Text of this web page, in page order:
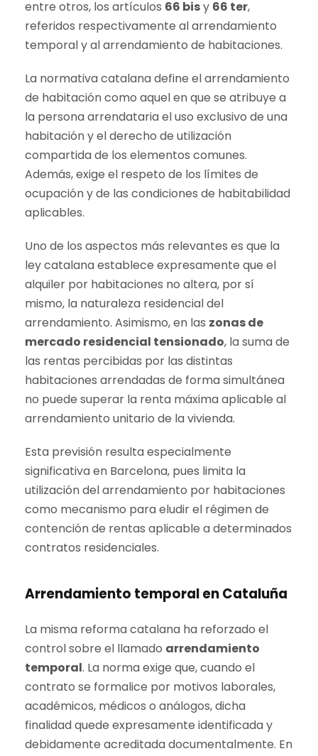
entre otros, los artículos 66 bisy 66 ter,
referidos respectivamente al arrendamiento
temporal y al arrendamiento de habitaciones.
La normativa catalana define el arrendamiento
de habitación como aquel en que se atribuye a
la persona arrendataria el uso exclusivo de una
habitación y el derecho de utilización
compartida de los elementos comunes.
Además, exige el respeto de los límites de
ocupación y de las condiciones de habitabilidad
aplicables.
Uno de los aspectos más relevantes es que la
ley catalana establece expresamente que el
alquiler por habitaciones no altera, por sí
mismo, la naturaleza residencial del
arrendamiento. Asimismo, en las zonas de
mercado residencial tensionado, la suma de
las rentas percibidas por las distintas
habitaciones arrendadas de forma simultánea
no puede superar la renta máxima aplicable al
arrendamiento unitario de la vivienda.
Esta previsión resulta especialmente
significativa en Barcelona, pues limita la
utilización del arrendamiento por habitaciones
como mecanismo para eludir el régimen de
contención de rentas aplicable a determinados
contratos residenciales.
Arrendamiento temporal en Cataluña
La misma reforma catalana ha reforzado el
control sobre el llamado arrendamiento
temporal. La norma exige que, cuando el
contrato se formalice por motivos laborales,
académicos, médicos o análogos, dicha
finalidad quede expresamente identificada y
debidamente acreditada documentalmente. En